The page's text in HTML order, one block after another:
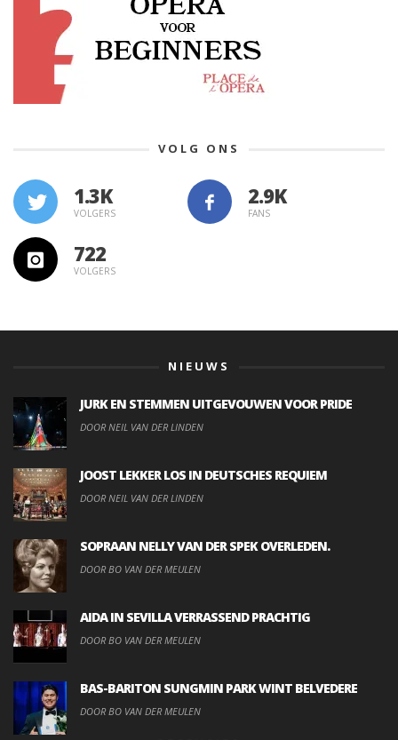
VOLG ONS
1.3K
VOLGERS FANS
722
VOLGERS
NIEUWS
JURK EN STEMMEN UITGEVOUWEN VOOR PRIDE
DOOR NEIL VAN DER LINDEN
JOOST LEKKER LOS IN DEUTSCHES REQUIEM
DOOR NEIL VAN DER LINDEN
SOPRAAN NELLY VAN DER SPEK OVERLEDEN.
DOOR BO VAN DER MEULEN
AIDA IN SEVILLA VERRASSEND PRACHTIG
DOOR BO VAN DER MEULEN
BAS-BARITON SUNGMIN PARK WINT BELVEDERE
DOOR BO VAN DER MEULEN